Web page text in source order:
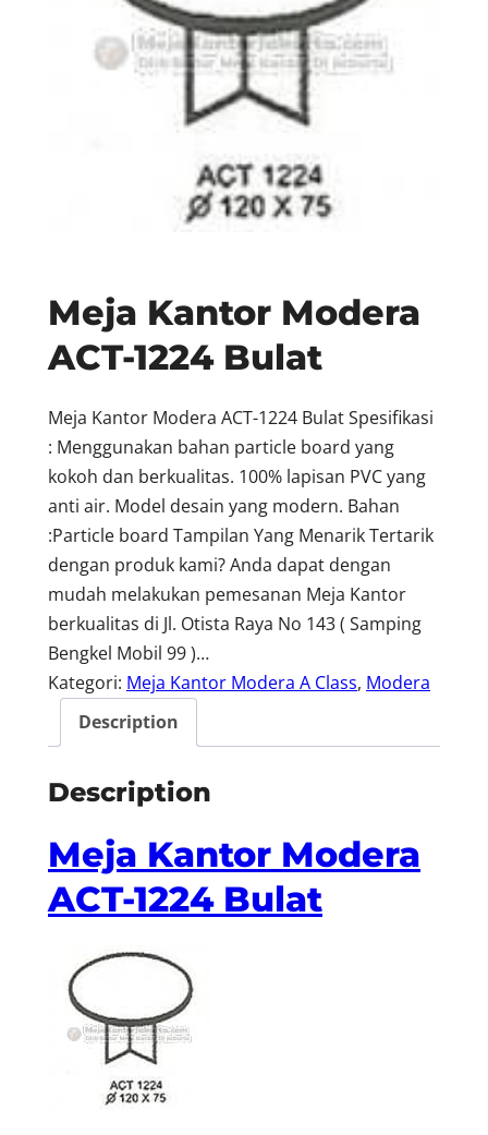
Meja Kantor Modera
ACT-1224 Bulat
Meja Kantor Modera ACT-1224 Bulat Spesifikasi
: Menggunakan bahan particle board yang
kokoh dan berkualitas. 100% lapisan PVC yang
anti air. Model desain yang modern. Bahan
:Particle board Tampilan Yang Menarik Tertarik
dengan produk kami? Anda dapat dengan
mudah melakukan pemesanan Meja Kantor
berkualitas di Jl. Otista Raya No 143 ( Samping
Bengkel Mobil 99 )…
Kategori: Meja Kantor Modera A Class, Modera
Description
Description
Meja Kantor Modera
ACT-1224 Bulat